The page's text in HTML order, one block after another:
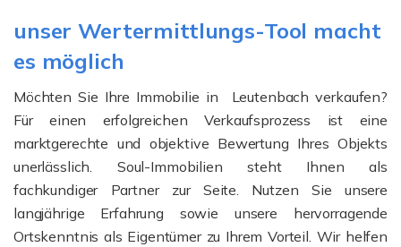
unser Wertermittlungs-Tool macht
es möglich
Möchten Sie Ihre Immobilie in Leutenbach verkaufen?
Für einen erfolgreichen Verkaufsprozess ist eine
marktgerechte und objektive Bewertung Ihres Objekts
unerlässlich. Soul-Immobilien steht Ihnen als
fachkundiger Partner zur Seite. Nutzen Sie unsere
langjährige Erfahrung sowie unsere hervorragende
Ortskenntnis als Eigentümer zu Ihrem Vorteil. Wir helfen